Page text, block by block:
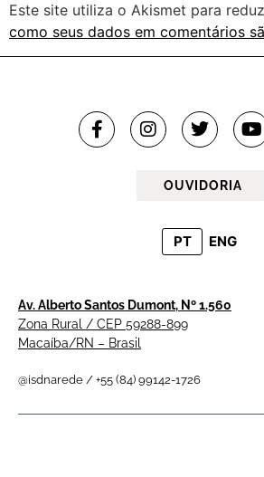
Este site utiliza o Akismet para
como seus dados em comentários
OUVIDORIA
PT ENG
Av. Alberto Santos Dumont, Nº 1.560
Zona Rural / CEP 59288-899
Macaíba/RN – Brasil
@isdnarede / +55 (84) 99142-1726